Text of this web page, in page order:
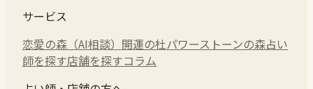
サービス
恋愛の森（AI相談） 開運の杜パワーストーンの森占い
師を探す店舗を探すコラム